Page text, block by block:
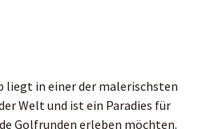
liegt in einer der malerischsten
Welt und ist ein Paradies für
Golfrunden erleben möchten.